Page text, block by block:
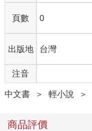
頁數 0
出版地 台灣
注音
中文書 ＞ 輕小說 ＞
商品評價